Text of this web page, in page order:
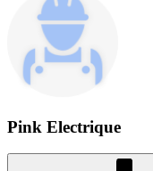
Pink Electrique